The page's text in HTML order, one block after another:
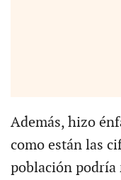
Además, hizo
como están las
población podría